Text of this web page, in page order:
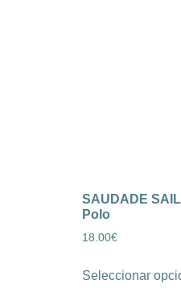
SAUDADE
Polo
18.00€
Seleccionar